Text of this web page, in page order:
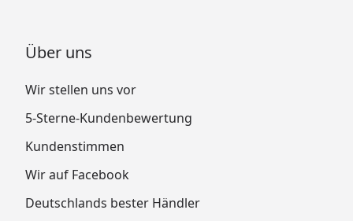
Über uns
Wir stellen uns vor
5-Sterne-Kundenbewertung
Kundenstimmen
Wir auf Facebook
Deutschlands bester Händler